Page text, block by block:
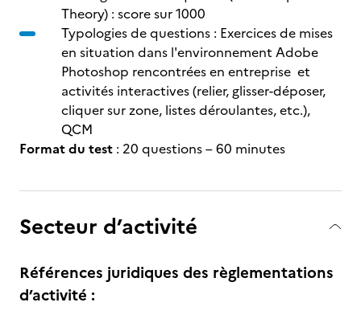
Theory) : score sur 1000
Typologies de questions : Exercices de mises
en situation dans l'environnement Adobe
Photoshop rencontrées en entreprise et
activités interactives (relier, glisser-déposer,
cliquer sur zone, listes déroulantes, etc.),
QCM
Format du test : 20 questions – 60 minutes
Secteur d’activité
Références juridiques des règlementations
d’activité :